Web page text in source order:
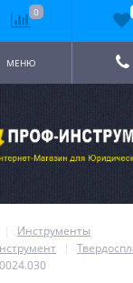
МЕНЮ
Инструменты
0